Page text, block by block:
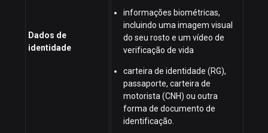
Dados de
identidade
informações biométricas,
incluindo uma imagem visual
do seu rosto e um vídeo de
verificação de vida
carteira de identidade (RG),
passaporte, carteira de
motorista (CNH) ou outra
forma de documento de
identificação.